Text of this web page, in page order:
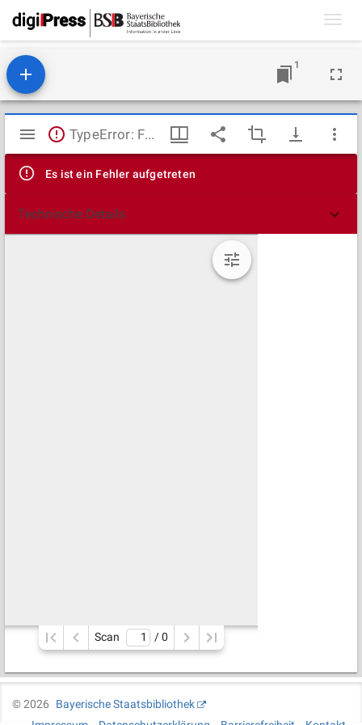
1
Mirador
Viewer
TypeError: Failed to fetch
Es ist ein Fehler aufgetreten
Technische Details
Scan / 0
©2026
Bayerische Staatsbibliothek